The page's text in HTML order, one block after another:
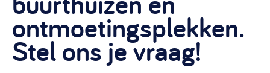
Rechtsvormen, positionering, organisatiemodellen >
Financiën
Financieringsvormen, administratie, begroting en omzet >
Onze leden
Contact
ontmoetingsplekken.
Stel ons je vraag!